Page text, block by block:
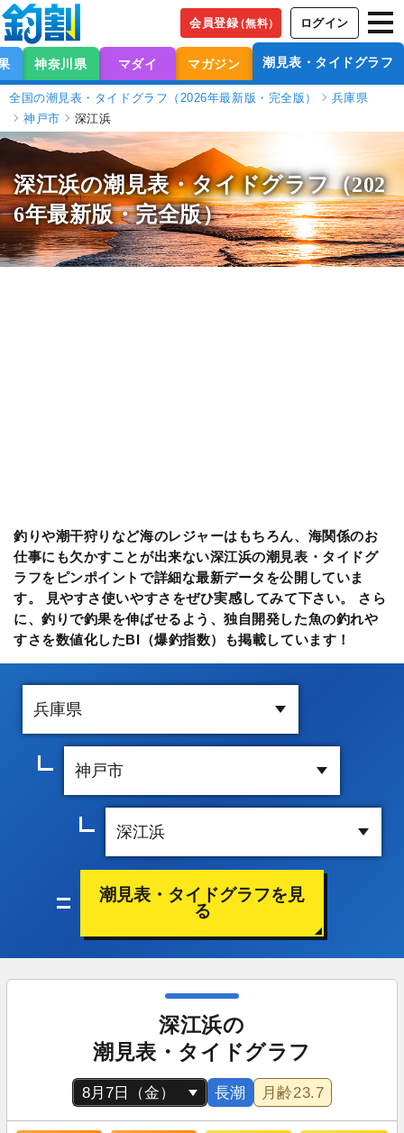
会員登録（無料） ログイン
神奈川県 マダイ マガジン 潮見表・タイドグラフ
全国の潮見表・タイドグラフ（2026年最新版・完全版）
兵庫県
神戸市
深江浜
深江浜の潮見表・タイドグラフ（202
6年最新版・完全版）
釣りや潮干狩りなど海のレジャーはもちろん、海関係のお
仕事にも欠かすことが出来ない深江浜の潮見表・タイドグ
ラフをピンポイントで詳細な最新データを公開していま
す。 見やすさ使いやすさをぜひ実感してみて下さい。 さら
に、釣りで釣果を伸ばせるよう、独自開発した魚の釣れや
すさを数値化したBI（爆釣指数）も掲載しています！
潮見表・タイドグラフを見
る
深江浜の
潮見表・タイドグラフ
長潮 月齢23.7